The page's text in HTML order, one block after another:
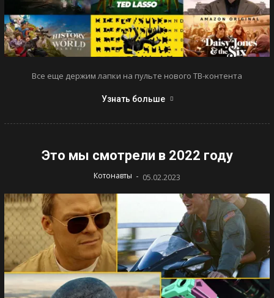
Все еще держим лапки на пульте нового ТВ-контента
Узнать больше
Это мы смотрели в 2022 году
Котонавты - 05.02.2023